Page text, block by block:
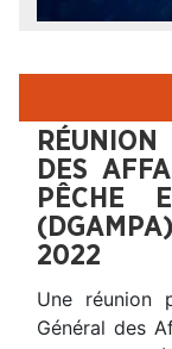
DES
PÊCHE
2022
Une réunion
Général des